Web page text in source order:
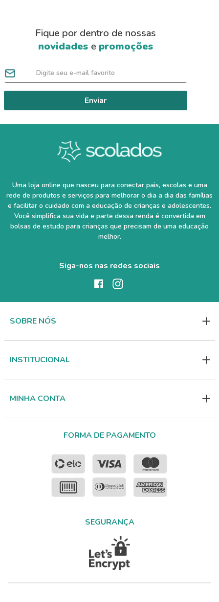
Fique por dentro de nossas
novidades e promoções
Enviar
Uma loja online que nasceu para conectar pais, escolas e uma
rede de produtos e serviços para melhorar o dia a dia das famílias
e facilitar o cuidado com a educação de crianças e adolescentes.
Você simplifica sua vida e parte dessa renda é convertida em
bolsas de estudo para crianças que precisam de uma educação
melhor.
Siga-nos nas redes sociais
SOBRE NÓS
INSTITUCIONAL
MINHA CONTA
FORMA DE PAGAMENTO
SEGURANÇA